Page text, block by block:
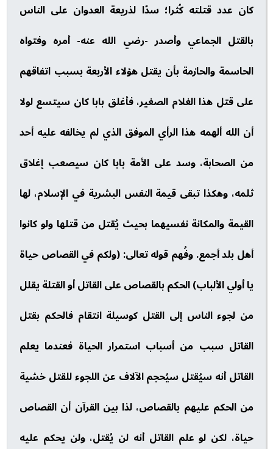
كان عدد قتلته كُثرا؛ سدّا لذريعة العدوان على الناس
بالقتل الجماعي وأصدر -رضي الله عنه- أمره وفتواه
الحاسمة والحازمة بأن يقتل هؤلاء الأربعة بسبب اتفاقهم
على قتل هذا الغلام الصغير، فأغلق بابا كان سيتسع لولا
أن الله ألهمه هذا الرأي الموفق الذي لم يخالفه عليه أحد
من الصحابة، وسد على الأمة بابا كان سيصعب إغلاق
ثلمه، وهكذا تبقى قيمة النفس البشرية في الإسلام، لها
القيمة والمكانة نفسيهما بحيث يُقتل من قتلها ولو كانوا
أهل بلد أجمع. وفُهم قوله تعالى: (ولكم في القصاص حياة
يا أولي الألباب) الحكم بالقصاص على القاتل أو القتلة يقلل
من لجوء الناس إلى القتل كوسيلة انتقام فالحكم بقتل
القاتل سبب من أسباب استمرار الحياة فعندما يعلم
القاتل أنه سيُقتل سيُحجم الآلاف عن اللجوء للقتل خشية
من الحكم عليهم بالقصاص، لذا بين القرآن أن القصاص
حياة، لكن لو علم القاتل أنه لن يُقتل، ولن يحكم عليه